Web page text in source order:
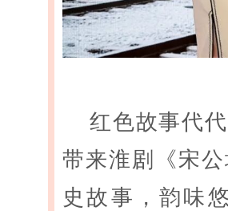
红色故事代
带来淮剧《宋
史故事，韵味